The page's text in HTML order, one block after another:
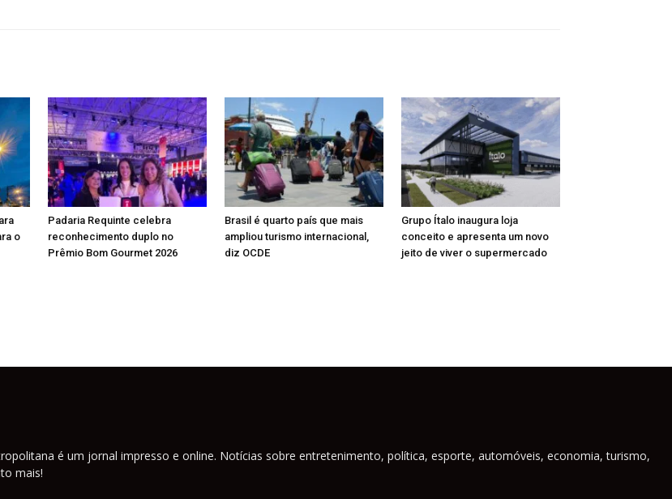
o
Padaria Requinte celebra
reconhecimento duplo no
Prêmio Bom Gourmet 2026
Brasil é quarto país que mais
ampliou turismo internacional,
diz OCDE
Grupo Ítalo inaugura loja
conceito e apresenta um novo
jeito de viver o supermercado
é um jornal impresso e online. Notícias sobre entretenimento, política, esporte, automóveis, economia, turismo,
mais!